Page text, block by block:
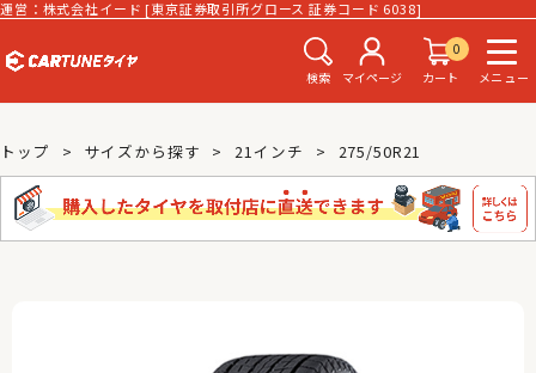
運営：株式会社イード [東京証券取引所グロース 証券コード 6038]
検索 マイページ
0
カート
メニュー
トップ サイズから探す 21インチ 275/50R21